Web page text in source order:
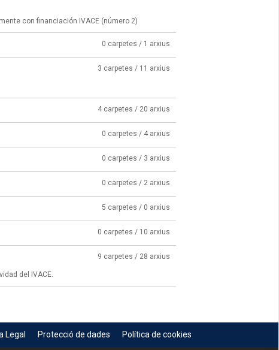
con financiación IVACE (número 2)
0 carpetes / 1 arxius
3 carpetes / 11 arxius
4 carpetes / 20 arxius
0 carpetes / 4 arxius
0 carpetes / 3 arxius
0 carpetes / 2 arxius
5 carpetes / 0 arxius
0 carpetes / 10 arxius
9 carpetes / 28 arxius
del IVACE.
Legal Protecció de dades Política de cookies